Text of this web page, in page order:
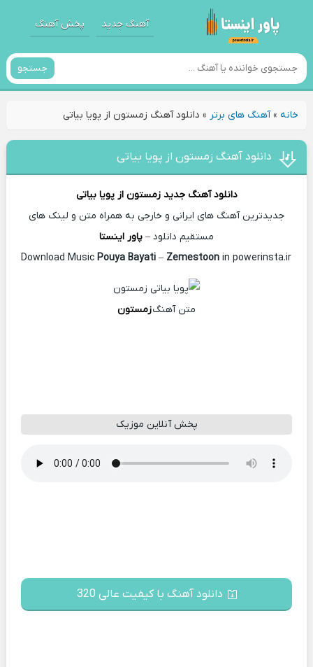
آهنگ جدید پخش آهنگ
جستجو
خانه»آهنگ های برتر » دانلود آهنگ زمستون از پویا بیاتی
دانلود آهنگ زمستون از پویا بیاتی
دانلود آهنگ جدید زمستون ازپویا بیاتی
جدیدترین آهنگ های ایرانی و خارجی به همراه متن و لینک های
مستقیم دانلود – پاور اینستا
Pouya Bayati – Zemestoon in powerinsta.ir
متن آهنگزمستون
پخش آنلاین موزیک
دانلود آهنگ با کیفیت عالی 320